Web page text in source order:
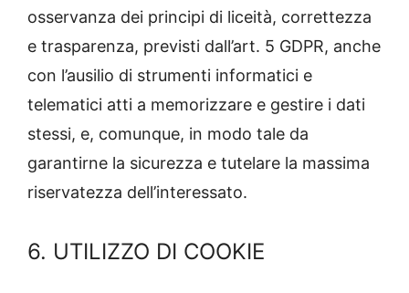
osservanza dei principi di liceità, correttezza
e trasparenza, previsti dall’art. 5 GDPR, anche
con l’ausilio di strumenti informatici e
telematici atti a memorizzare e gestire i dati
stessi, e, comunque, in modo tale da
garantirne la sicurezza e tutelare la massima
riservatezza dell’interessato.
6. UTILIZZO DI COOKIE